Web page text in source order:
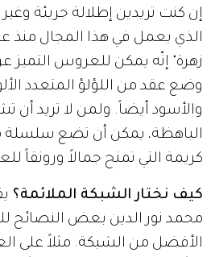
إن كنت تريدين إطلالة جريئة وغير
الذي يعمل في هذا المجال منذ
زهرة" إنّه يمكن للعروس التميز
وضع عقد من اللؤلؤ المتعدد
والأسود أيضاً. ولمن لا تريد أن
الباهظة، يمكن أن تضع سلسلة
كريمة التي تمنح جمالاً ورونقاً
كيف نختار الشبكة الملائمة؟
محمد نور الدين بعض النصائح
الأفضل من الشبكة. مثلاً على